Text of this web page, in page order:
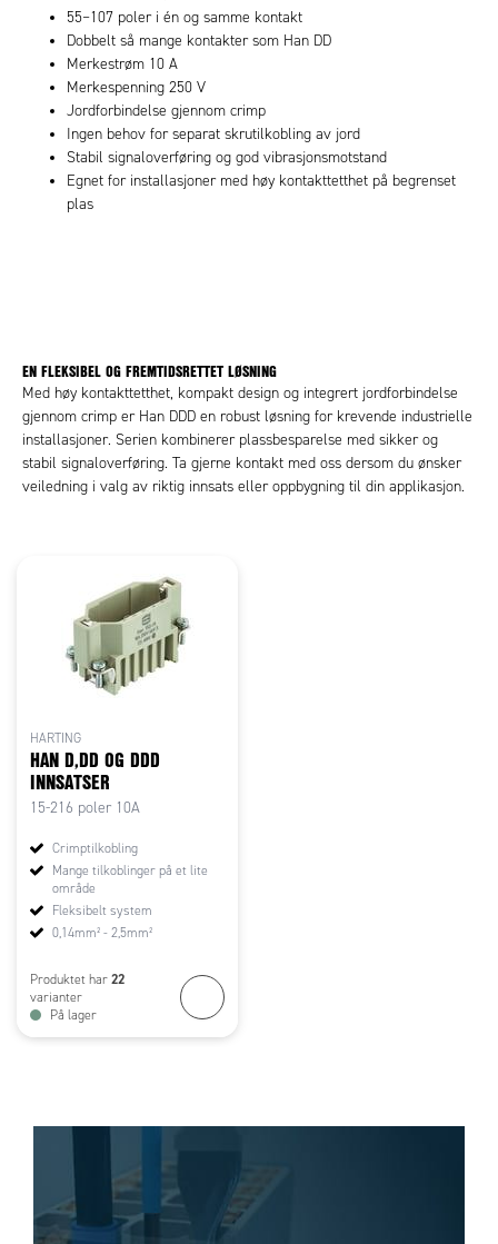
55–107 poler i én og samme kontakt
Dobbelt så mange kontakter som Han DD
Merkestrøm 10 A
Merkespenning 250 V
Jordforbindelse gjennom crimp
Ingen behov for separat skrutilkobling av jord
Stabil signaloverføring og god vibrasjonsmotstand
Egnet for installasjoner med høy kontakttetthet på begrenset
plas
EN FLEKSIBEL OG FREMTIDSRETTET LØSNING
Med høy kontakttetthet, kompakt design og integrert jordforbindelse
gjennom crimp er Han DDD en robust løsning for krevende industrielle
installasjoner. Serien kombinerer plassbesparelse med sikker og
stabil signaloverføring. Ta gjerne kontakt med oss dersom du ønsker
veiledning i valg av riktig innsats eller oppbygning til din applikasjon.
HARTING
HAN D,DD OG DDD
INNSATSER
15-216 poler 10A
Crimptilkobling
Mange tilkoblinger på et lite
område
Fleksibelt system
0,14mm² - 2,5mm²
Produktet har 22
varianter
På lager